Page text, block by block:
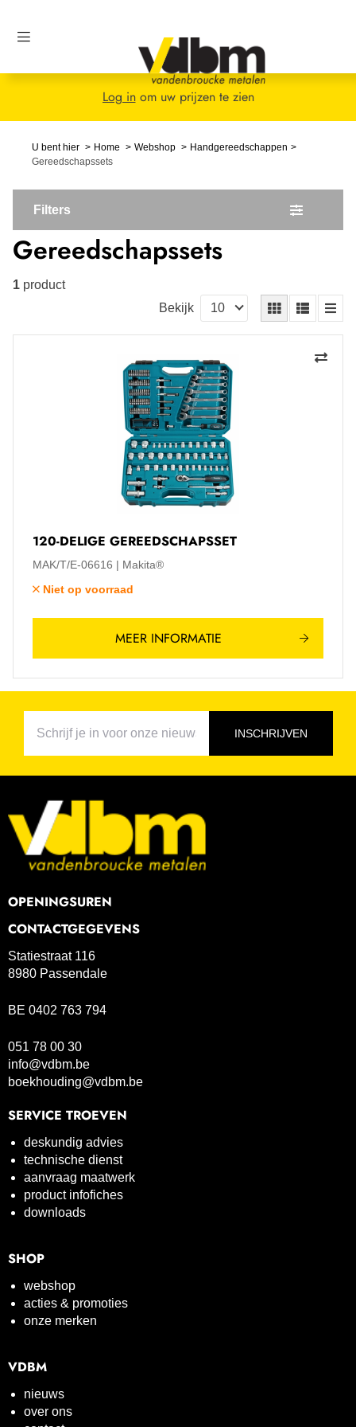
Log inom uw prijzen te zien
U bent hier Home Webshop
Handgereedschappen
Gereedschapssets
Filters
Gereedschapssets
1 product
Bekijk
120-DELIGE GEREEDSCHAPSSET
MAK/T/E-06616
Makita®
Niet op voorraad
MEER INFORMATIE
INSCHRIJVEN
OPENINGSUREN
CONTACTGEGEVENS
Statiestraat 116
8980 Passendale
BE 0402 763 794
051 78 00 30
info@vdbm.be
boekhouding@vdbm.be
SERVICE TROEVEN
deskundig advies
technische dienst
aanvraag maatwerk
product infofiches
downloads
SHOP
webshop
acties & promoties
onze merken
VDBM
nieuws
over ons